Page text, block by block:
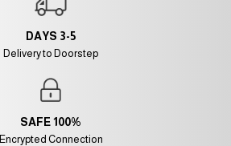
100% SAFE
Encrypted Connection
3-5 DAYS
Delivery to Doorstep